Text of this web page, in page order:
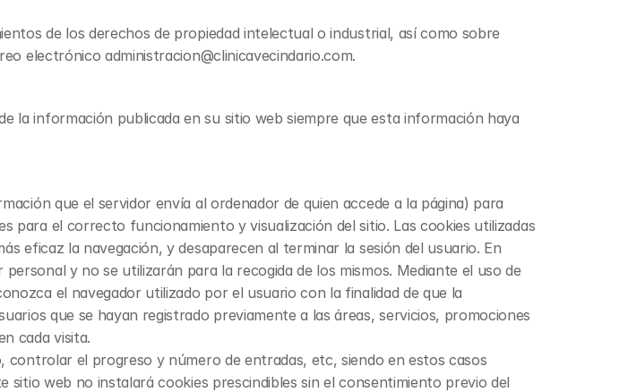
de los derechos de propiedad intelectual o industrial, así como sobre
electrónico administracion@clinicavecindario.com.
la información publicada en su sitio web siempre que esta información haya
que el servidor envía al ordenador de quien accede a la página) para
para el correcto funcionamiento y visualización del sitio. Las cookies utilizadas
eficaz la navegación, y desaparecen al terminar la sesión del usuario. En
y no se utilizarán para la recogida de los mismos. Mediante el uso de
el navegador utilizado por el usuario con la finalidad de que la
que se hayan registrado previamente a las áreas, servicios, promociones
cada visita.
el progreso y número de entradas, etc, siendo en estos casos
web no instalará cookies prescindibles sin el consentimiento previo del